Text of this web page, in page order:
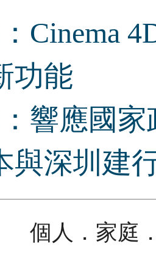
Cinema
功能
響應國
與深圳建
個人．家庭